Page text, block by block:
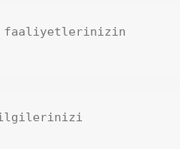
faaliyetlerinizin